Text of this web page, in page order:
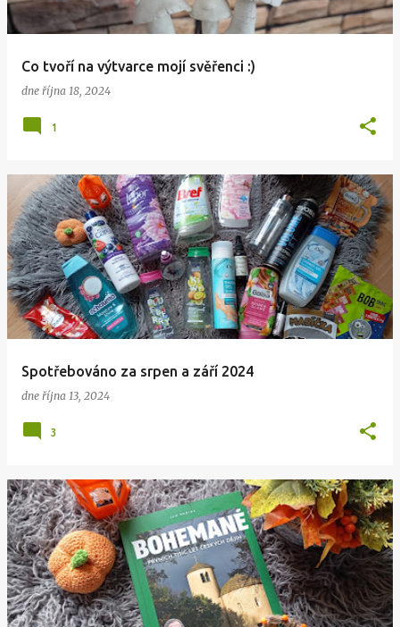
Co tvoří na výtvarce mojí svěřenci :)
dne října 18, 2024
1
Spotřebováno za srpen a září 2024
dne října 13, 2024
3